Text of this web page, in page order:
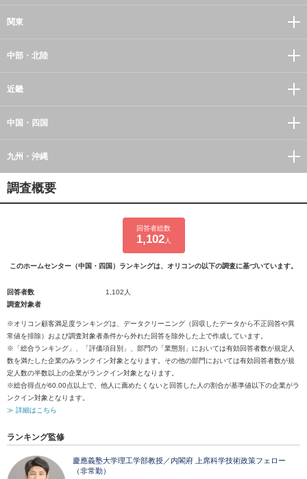
関東
中部・北陸
近畿
中国・四国
九州・沖縄
調査概要
回答者総数
1,102人
このホームセンター（中国・四国）ランキングは、オリコンの以下の調査に基づいています。
回答者数
1,102人
調査対象者
※オリコン顧客満足度ランキングは、データクリーニング（回収したデータから不正回答や異
常値を排除）および調査対象者条件から外れた回答を除外した上で作成しています。
※「総合ランキング」、「評価項目別」、部門の「業態別」においては有効回答者数が規定人
数を満たした企業のみランクイン対象となります。その他の部門においては有効回答者数が規
定人数の半数以上の企業がランクイン対象となります。
※総合得点が60.00点以上で、他人に薦めたくないと回答した人の割合が基準値以下の企業がラ
ンクイン対象となります。
≫ 詳細はこちら
ランキング監修
慶應義塾大学理工学部教授／内閣府 上席科学技術政策フェロー
（非常勤）